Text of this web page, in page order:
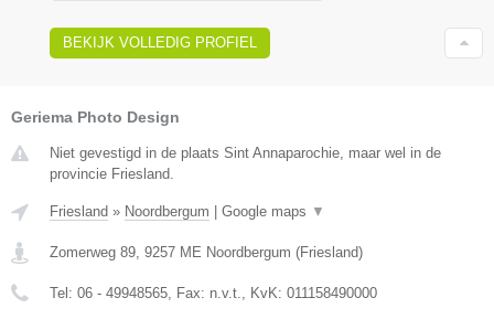
BEKIJK VOLLEDIG PROFIEL
Geriema Photo Design
Niet gevestigd in de plaats Sint Annaparochie, maar wel in de
provincie Friesland.
Friesland » Noordbergum Google maps ▼
Zomerweg 89 9257 ME Noordbergum (Friesland)
Tel: 06 - 49948565 , Fax: n.v.t. , KvK: 011158490000